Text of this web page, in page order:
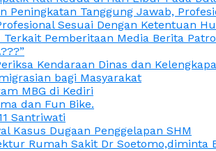
Peningkatan Tanggung Jawab,
Sesuai Dengan Ketentuan
Pemberitaan Media Berita
Kendaraan Dinas dan
bagi Masyarakat
MBG di Kediri
dan Fun Bike.
Santriwati
Kasus Dugaan Penggelapan SHM
Rumah Sakit Dr Soetomo,diminta